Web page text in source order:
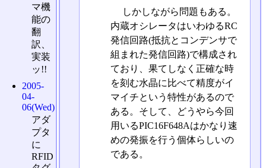
しかしながら問題もある。
内蔵オシレータはいわゆるRC
発信回路(抵抗とコンデンサで
組まれた発信回路)で構成され
ており、果てしなく正確な時
を刻む水晶に比べて精度がイ
マイチという特性があるので
ある。そして、どうやら今回
用いるPIC16F648Aはかなり速
めの発振を行う個体らしいの
である。
マ機
能の
翻
訳、
実装
ッ!!
2005-
04-
06(Wed)
アダ
プタ
に
RFID